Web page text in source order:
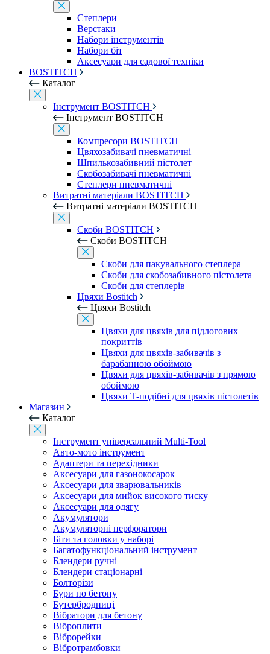
Степлери
Верстаки
Набори інструментів
Набори біт
Аксесуари для садової техніки
BOSTITCH
Каталог
Інструмент BOSTITCH
Інструмент BOSTITCH
Компресори BOSTITCH
Цвяхозабивачі пневматичні
Шпилькозабивний пістолет
Скобозабивачі пневматичні
Степлери пневматичні
Витратні матеріали BOSTITCH
Витратні матеріали BOSTITCH
Скоби BOSTITCH
Скоби BOSTITCH
Скоби для пакувального степлера
Скоби для скобозабивного пістолета
Скоби для степлерів
Цвяхи Bostitch
Цвяхи Bostitch
Цвяхи для цвяхів для підлогових
покриттів
Цвяхи для цвяхів-забивачів з
барабанною обоймою
Цвяхи для цвяхів-забивачів з прямою
обоймою
Цвяхи Т-подібні для цвяхів пістолетів
Магазин
Каталог
Інструмент універсальний Multi-Tool
Авто-мото інструмент
Адаптери та перехідники
Аксесуари для газонокосарок
Аксесуари для зварювальників
Аксесуари для мийок високого тиску
Аксесуари для одягу
Акумулятори
Акумуляторні перфоратори
Біти та головки у наборі
Багатофункціональний інструмент
Блендери ручні
Блендери стаціонарні
Болторізи
Бури по бетону
Бутербродниці
Вібратори для бетону
Віброплити
Віброрейки
Вібротрамбовки